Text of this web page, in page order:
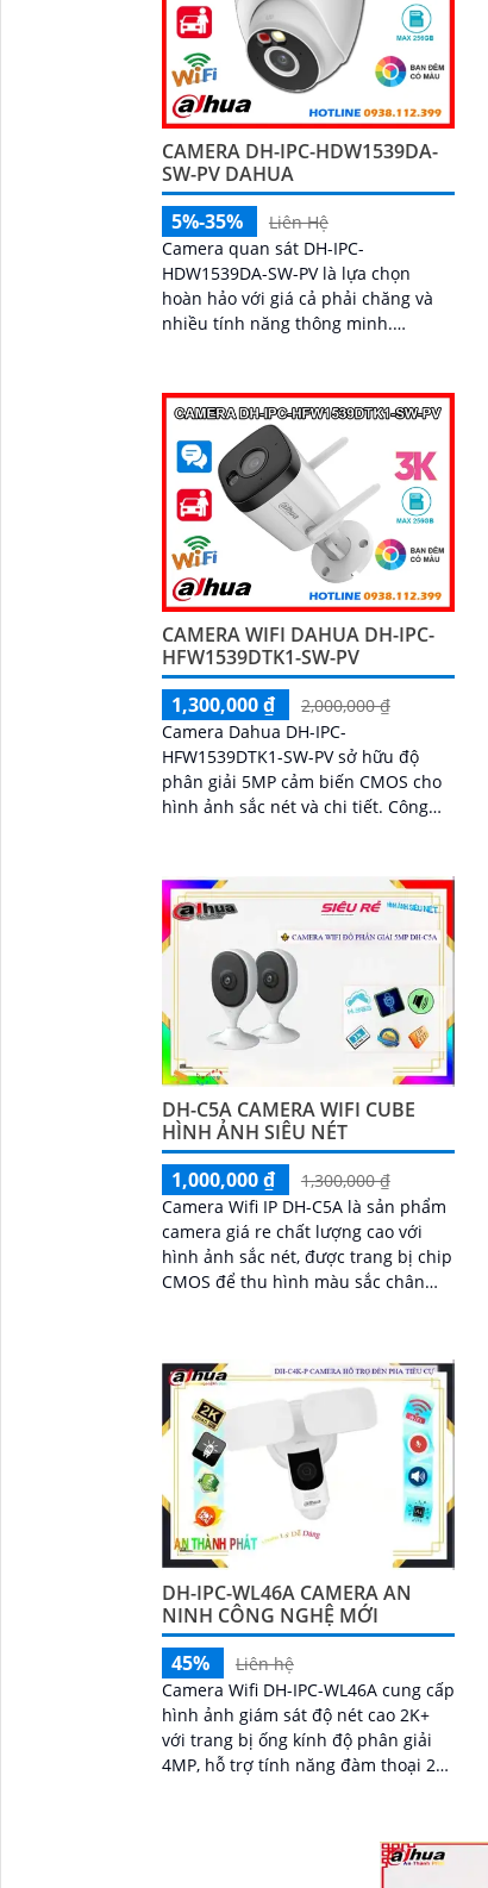
CAMERA DH-IPC-HDW1539DA-
SW-PV DAHUA
5%-35%
Liên Hệ
Camera quan sát DH-IPC-
HDW1539DA-SW-PV là lựa chọn
hoàn hảo với giá cả phải chăng và
nhiều tính năng thông minh.
người và phương tiện báo động chủ
động chính xác
CAMERA WIFI DAHUA DH-IPC-
HFW1539DTK1-SW-PV
1,300,000 ₫
2,000,000 ₫
Camera Dahua DH-IPC-
HFW1539DTK1-SW-PV sở hữu độ
phân giải 5MP cảm biến CMOS cho
hình ảnh sắc nét và chi tiết. Công
DH-C5A CAMERA WIFI CUBE
HÌNH ẢNH SIÊU NÉT
1,000,000 ₫
1,300,000 ₫
Camera Wifi IP DH-C5A là sản phẩm
camera giá re chất lượng cao với
hình ảnh sắc nét, được trang bị chip
CMOS để thu hình màu sắc chân
ngoại 10m, giúp giám sát hiệu quả
DH-IPC-WL46A CAMERA AN
NINH CÔNG NGHỆ MỚI
45%
Liên hệ
Camera Wifi DH-IPC-WL46A cung cấp
hình ảnh giám sát độ nét cao 2K+
với trang bị ống kính độ phân giải
4MP, hỗ trợ tính năng đàm thoại 2
thông minh phân biệt người
phương tiện, đảm bảo an ninh hiệu